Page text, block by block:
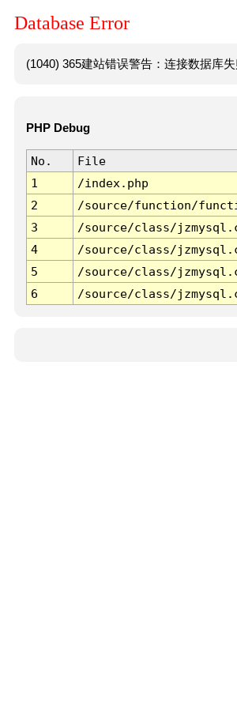
Database Error
(1040) 365建站错误警告：连接数据库
PHP Debug
No. File
1
/index.php
2
/source/function/
3
/source/class/
4
/source/class/
5
/source/class/
6
/source/class/